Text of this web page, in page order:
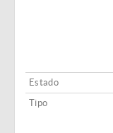
Estado
Tipo